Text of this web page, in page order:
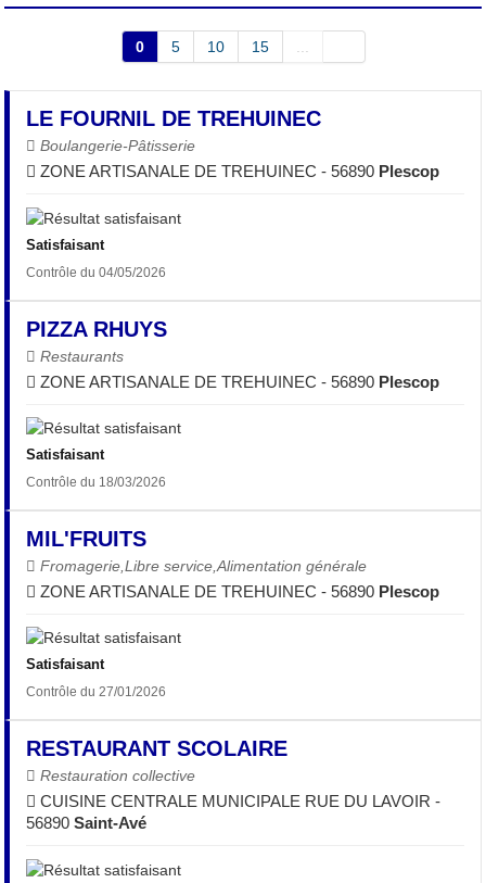
0 5 10 15 ...
LE FOURNIL DE TREHUINEC
Boulangerie-Pâtisserie
ZONE ARTISANALE DE TREHUINEC - 56890 Plescop
Satisfaisant
Contrôle du 04/05/2026
PIZZA RHUYS
Restaurants
ZONE ARTISANALE DE TREHUINEC - 56890 Plescop
Satisfaisant
Contrôle du 18/03/2026
MIL'FRUITS
Fromagerie,Libre service,Alimentation générale
ZONE ARTISANALE DE TREHUINEC - 56890 Plescop
Satisfaisant
Contrôle du 27/01/2026
RESTAURANT SCOLAIRE
Restauration collective
CUISINE CENTRALE MUNICIPALE RUE DU LAVOIR -
56890Saint-Avé